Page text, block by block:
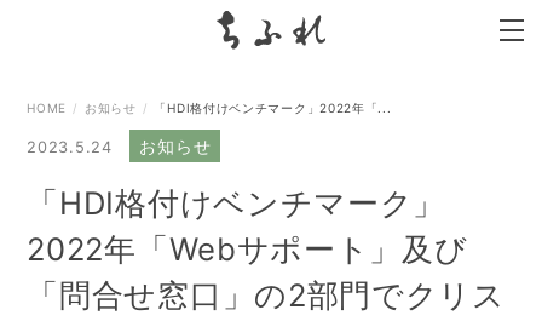
HOME お知らせ 「HDI格付けベンチマーク」2022年「...
2023.5.24 お知らせ
「HDI格付けベンチマーク」
2022年「Webサポート」及び
「問合せ窓口」の2部門でクリス